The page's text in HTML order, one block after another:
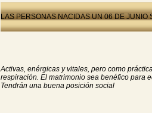
LAS PERSONAS NACIDAS UN 06 DE JUNIO
Activas, enérgicas y vitales, pero como
respiración. El matrimonio sea benéfico para
Tendrán una buena posición social